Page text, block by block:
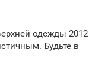
одежды 2012
Будьте в